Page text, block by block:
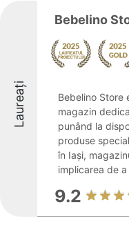
Laureați
Bebelino
Bebelino Store
magazin
punând la
produse
în Iași,
implicarea de
9.2